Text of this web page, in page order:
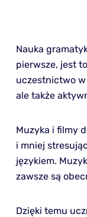
Nauka
pierwsze, jest
uczestnictwo
ale także
Muzyka i filmy
i mniej
językiem.
zawsze są
Dzięki temu